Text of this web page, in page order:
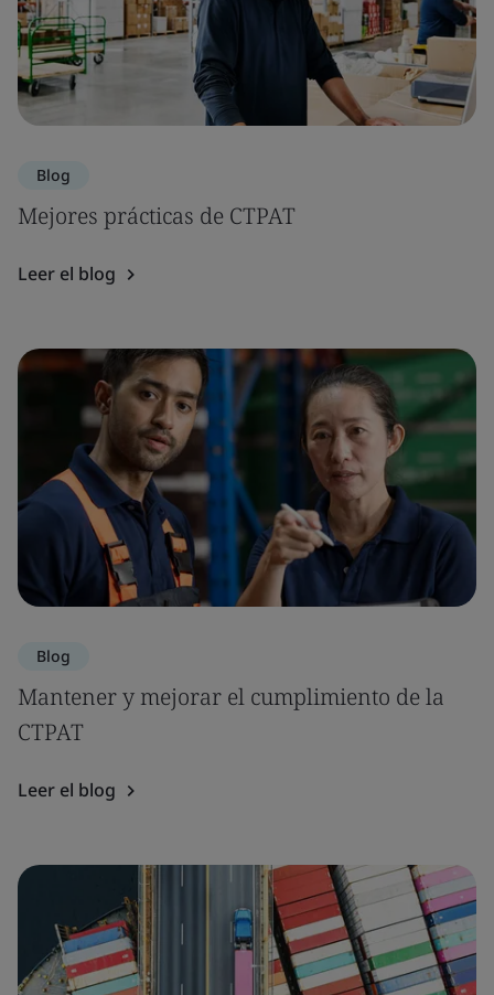
Blog
Mejores prácticas de CTPAT
Leer el blog
Blog
Mantener y mejorar el cumplimiento de la
CTPAT
Leer el blog